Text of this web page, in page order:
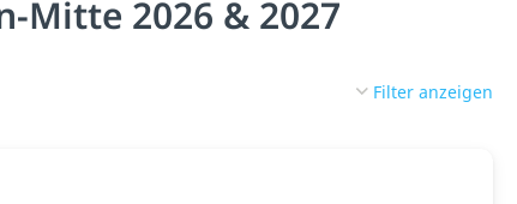
Mitte 2026 & 2027
Filter anzeigen